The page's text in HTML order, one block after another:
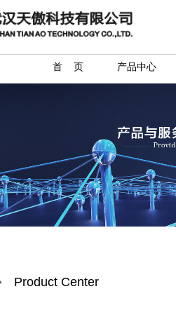
首 页 产品中心
Product Center